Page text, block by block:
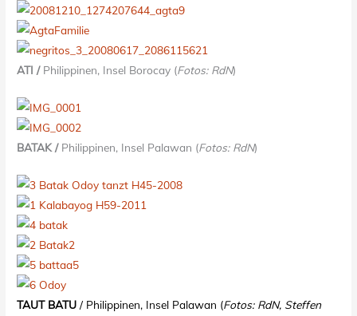
ATI / Philippinen, Insel Borocay (Fotos: RdN)
BATAK / Philippinen, Insel Palawan (Fotos: RdN)
TAUT BATU/ Philippinen, Insel Palawan (Fotos: RdN, Steffen